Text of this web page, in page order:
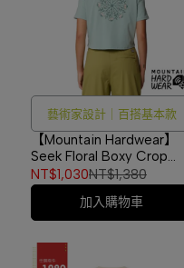
藝術家設計｜百搭基本款
【Mountain Hardwear】
Seek Floral Boxy Crop
Short Sleeve 針織棉螺旋
花朵短版短袖T恤 女款 礦
泉綠 #2110841
NT$1,030NT$1,380
加入購物車